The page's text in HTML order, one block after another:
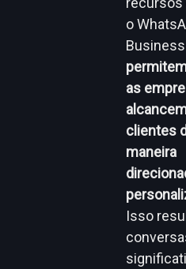
o
Business
as
clientes
maneira
Isso